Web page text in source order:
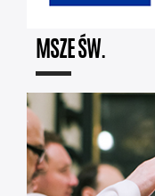
MSZE ŚW.